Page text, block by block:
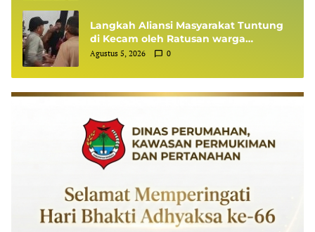
Langkah Aliansi Masyarakat Tuntung
di Kecam oleh Ratusan warga
Tuntung Sendiri
Agustus 5, 2026 0